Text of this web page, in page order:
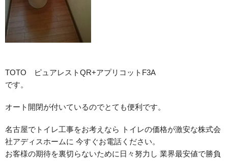
TOTO ピュアレストQR+アプリコットF3A
です。
オート開閉が付いているのでとても便利です。
名古屋でトイレ工事をお考えなら トイレの価格が激安な株式会
社アディスホームに 今すぐお電話ください。
お客様の期待を裏切らないために日々努力し 業界最安値で勝負